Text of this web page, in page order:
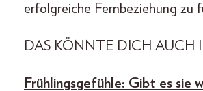
erfolgreiche Fernbeziehung zu
DAS KÖNNTE DICH AUCH
Frühlingsgefühle: Gibt es sie